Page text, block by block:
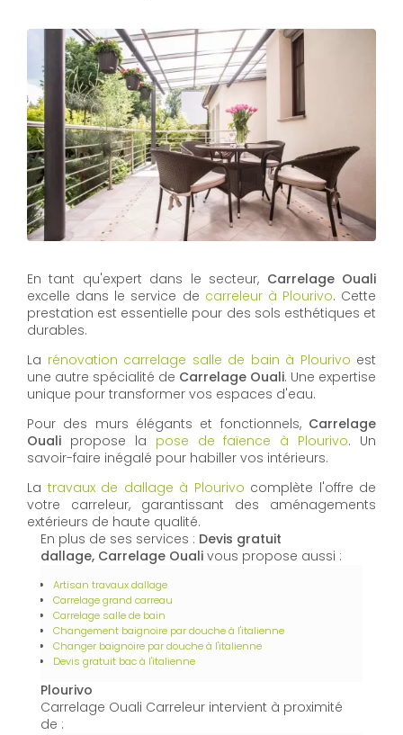
En tant qu'expert dans le secteur, Carrelage Ouali
excelle dans le service de carreleur à Plourivo. Cette
prestation est essentielle pour des sols esthétiques et
durables.
La rénovation carrelage salle de bain à Plourivo est
une autre spécialité de Carrelage Ouali. Une expertise
unique pour transformer vos espaces d'eau.
Pour des murs élégants et fonctionnels, Carrelage
Ouali propose la pose de faïence à Plourivo. Un
savoir-faire inégalé pour habiller vos intérieurs.
La travaux de dallage à Plourivo complète l'offre de
votre carreleur, garantissant des aménagements
extérieurs de haute qualité.
En plus de ses services : Devis gratuit
dallage, Carrelage Ouali vous propose aussi :
Artisan travaux dallage
Carrelage grand carreau
Carrelage salle de bain
Changement baignoire par douche à l'italienne
Changer baignoire par douche à l'italienne
Devis gratuit bac à l'italienne
Plourivo
Carrelage Ouali Carreleur intervient à proximité
de :